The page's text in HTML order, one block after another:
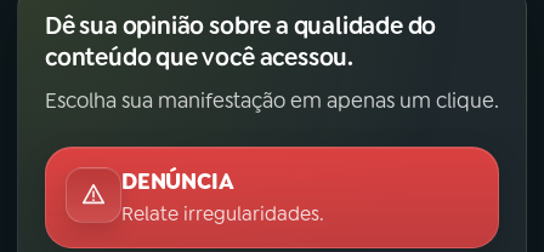
Dê sua opinião sobre a qualidade do
conteúdo que você acessou.
Escolha sua manifestação em apenas um clique.
DENÚNCIA
Relate irregularidades.